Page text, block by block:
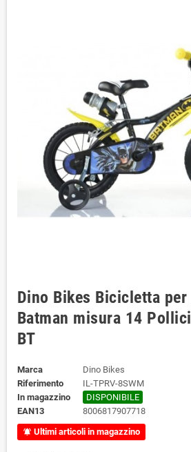
Dino Bikes Bicicletta per
Batman misura 14
BT
Marca
Dino Bikes
Riferimento
IL-TPRV-8SWM
In magazzino
DISPONIBILE
EAN13
8006817907718
notifications_active Ultimi articoli in magazzino